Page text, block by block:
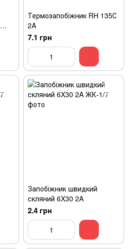
Термозапобіжник RH 135С
2A
7.1 грн
Запобіжник швидкий
скляний 6X30 2A
2.4 грн